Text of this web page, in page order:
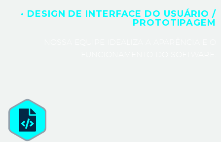
· DESIGN DE INTERFACE DO USUÁRIO /
PROTOTIPAGEM